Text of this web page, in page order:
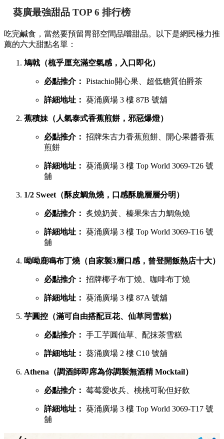
葵廣最強甜品 TOP 6 排行榜
吃完鹹食，當然要預留胃部空間品嚐甜品。以下是網民極力推
薦的六大甜點名單：
鳩戟（梳乎厘充滿空氣感，入口即化）
必點推介： Pistachio開心果、超低糖質伯爵茶
詳細地址： 葵涌廣場 3 樓 87B 號舖
蕉積妹（人氣泰式香蕉煎餅，邪惡爆燈）
必點推介： 招牌朱古力香蕉煎餅、開心果醬香蕉
煎餅
詳細地址： 葵涌廣場 3 樓 Top World 3069-T26 號
舖
1/2 Sweet（酥皮鯛魚燒，口感酥脆層層分明）
必點推介： 炙燒奶黃、榛果朱古力鯛魚燒
詳細地址： 葵涌廣場 3 樓 Top World 3069-T16 號
舖
呦呦鹿鳴布丁燒（自家製3層口感，曾登開飯熱店十大）
必點推介： 招牌椰子布丁燒、咖啡布丁燒
詳細地址： 葵涌廣場 3 樓 87A 號舖
芋圓控（滿可自由搭配豆花、仙草同雪糕）
必點推介： 手工芋圓仙草、配抹茶雪糕
詳細地址： 葵涌廣場 2 樓 C10 號舖
Athena（調酒師即席為你調製無酒精 Mocktail）
必點推介： 莓莓愛收兵、桃桃可恥但好飲
詳細地址： 葵涌廣場 3 樓 Top World 3069-T17 號
舖